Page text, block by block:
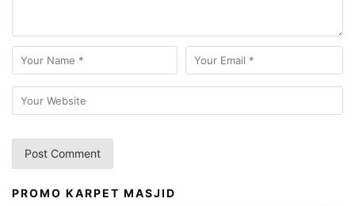
A
PROMO KARPET MASJID